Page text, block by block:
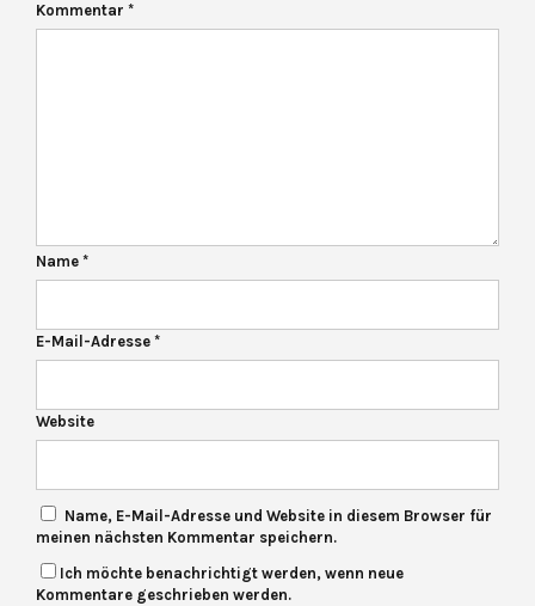
Kommentar *
Name *
E-Mail-Adresse *
Website
Name, E-Mail-Adresse und Website in diesem Browser für
meinen nächsten Kommentar speichern.
Ich möchte benachrichtigt werden, wenn neue
Kommentare geschrieben werden.